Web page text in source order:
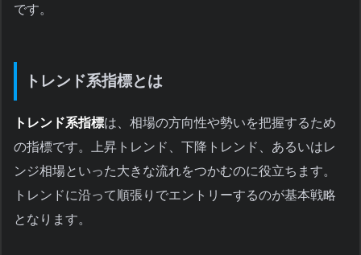
です。
トレンド系指標とは
トレンド系指標は、相場の方向性や勢いを把握するため
の指標です。上昇トレンド、下降トレンド、あるいはレ
ンジ相場といった大きな流れをつかむのに役立ちます。
トレンドに沿って順張りでエントリーするのが基本戦略
となります。